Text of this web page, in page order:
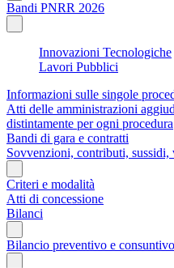
Bandi PNRR 2026
Innovazioni Tecnologiche
Lavori Pubblici
Informazioni sulle singole
Atti delle amministrazioni
distintamente per ogni procedura
Bandi di gara e contratti
Sovvenzioni, contributi, sussidi,
Criteri e modalità
Atti di concessione
Bilanci
Bilancio preventivo e consuntivo